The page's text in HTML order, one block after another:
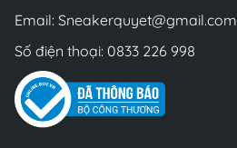
Email: Sneakerquyet@gmail.com
Số điện thoại: 0833 226 998